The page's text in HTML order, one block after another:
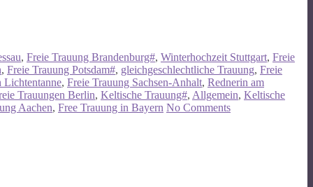
, Freie Trauung Brandenburg#, Winterhochzeit Stuttgart, Freie
, Freie Trauung Potsdam#, gleichgeschlechtliche Trauung, Freie
Lichtentanne, Freie Trauung Sachsen-Anhalt, Rednerin am
Trauungen Berlin, Keltische Trauung#, Allgemein, Keltische
Aachen, Free Trauung in Bayern No Comments